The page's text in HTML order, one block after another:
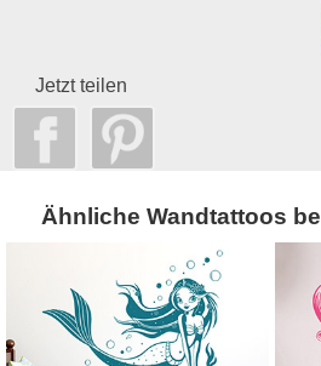
Jetzt teilen
Ähnliche Wandtattoos